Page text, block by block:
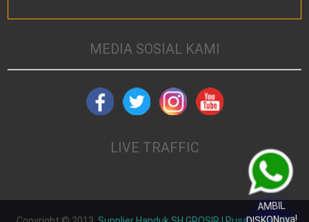
MEDIA SOSIAL KAMI
LIVE TRAFFIC
AMBIL
DISKONnya!